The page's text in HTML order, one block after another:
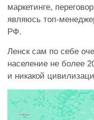
маркетинге,
являюсь топ-
РФ.
Ленск сам по себе
население не более
и никакой